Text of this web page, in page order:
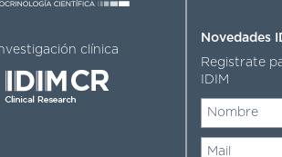
clínica
Novedades
Registrate
IDIM